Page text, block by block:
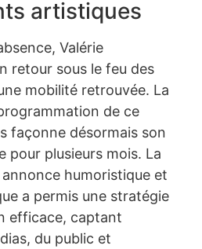
artistiques
Valérie
retour sous le feu des
mobilité retrouvée. La
de ce
façonne désormais son
pour plusieurs mois. La
humoristique et
a permis une stratégie
efficace, captant
du public et